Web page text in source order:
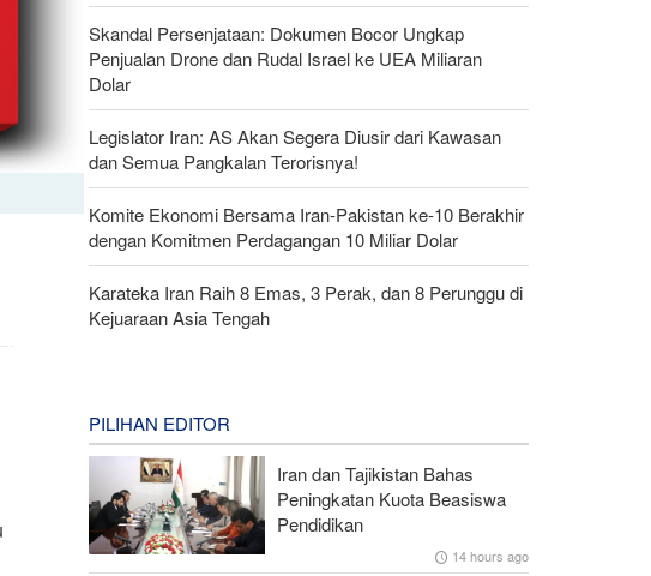
Skandal Persenjataan: Dokumen Bocor Ungkap
Penjualan Drone dan Rudal Israel ke UEA Miliaran
Dolar
Legislator Iran: AS Akan Segera Diusir dari Kawasan
dan Semua Pangkalan Terorisnya!
Komite Ekonomi Bersama Iran-Pakistan ke-10 Berakhir
dengan Komitmen Perdagangan 10 Miliar Dolar
Karateka Iran Raih 8 Emas, 3 Perak, dan 8 Perunggu di
Kejuaraan Asia Tengah
PILIHAN EDITOR
Iran dan Tajikistan Bahas
Peningkatan Kuota Beasiswa
Pendidikan
14 hours ago